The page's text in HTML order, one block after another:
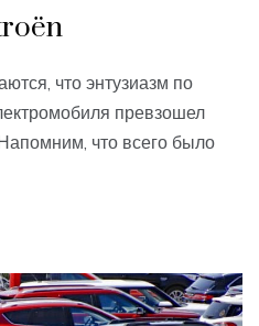
что энтузиазм по
превзошел
что всего было